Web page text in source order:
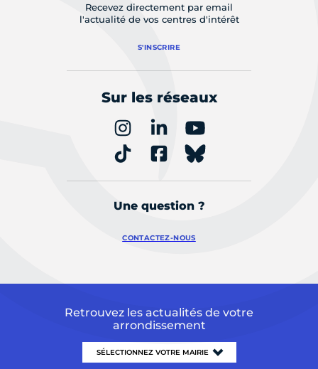
Recevez directement par email
l'actualité de vos centres d'intérêt
S'INSCRIRE
Sur les réseaux
Une question ?
CONTACTEZ-NOUS
Retrouvez les actualités de votre
arrondissement